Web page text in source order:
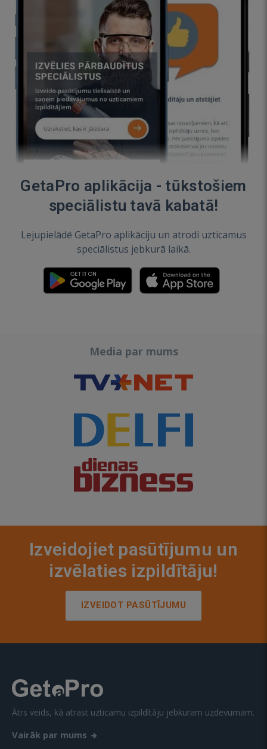
GetaPro aplikācija - tūkstošiem
speciālistu tavā kabatā!
Lejupielādē GetaPro aplikāciju un atrodi uzticamus
speciālistus jebkurā laikā.
Media par mums
Izveidojiet pasūtījumu un
izvēlaties izpildītāju!
IZVEIDOT PASŪTĪJUMU
Ātrs veids, kā atrast uzticamu izpildītāju jebkuram uzdevumam.
Vairāk par mums